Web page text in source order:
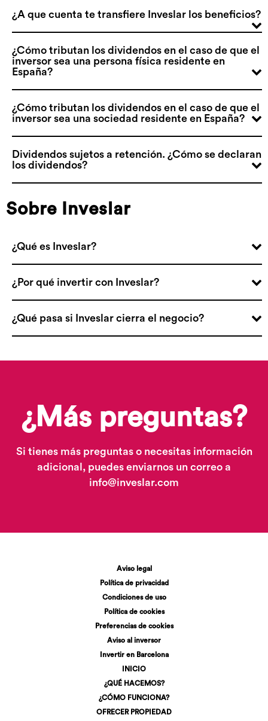
¿A que cuenta te transfiere Inveslar los beneficios?
¿Cómo tributan los dividendos en el caso de que el
inversor sea una persona física residente en
España?
¿Cómo tributan los dividendos en el caso de que el
inversor sea una sociedad residente en España?
Dividendos sujetos a retención. ¿Cómo se declaran
los dividendos?
Sobre Inveslar
¿Qué es Inveslar?
¿Por qué invertir con Inveslar?
¿Qué pasa si Inveslar cierra el negocio?
¿Más preguntas?
Si tienes más preguntas o necesitas información
adicional, puedes enviarnos un correo a
info@inveslar.com
Aviso legal
Política de privacidad
Condiciones de uso
Política de cookies
Preferencias de cookies
Aviso al inversor
Invertir en Barcelona
INICIO
¿QUÉ HACEMOS?
¿CÓMO FUNCIONA?
OFRECER PROPIEDAD